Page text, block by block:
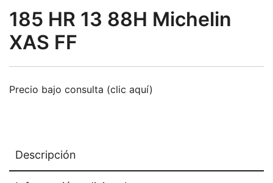
185 HR 13 88H Michelin
XAS FF
Precio bajo consulta (clic aquí)
Descripción